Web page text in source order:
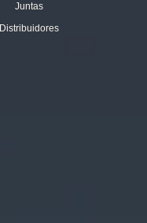
Juntas
Distribuidores